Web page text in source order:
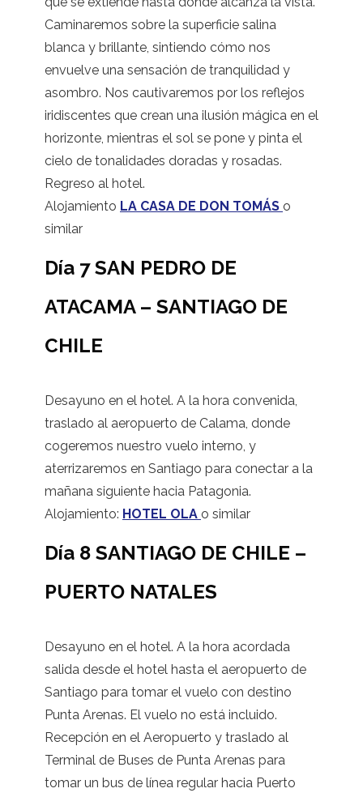
Caminaremos sobre la superficie salina
blanca y brillante, sintiendo cómo nos
envuelve una sensación de tranquilidad y
asombro. Nos cautivaremos por los reflejos
iridiscentes que crean una ilusión mágica en el
horizonte, mientras el sol se pone y pinta el
cielo de tonalidades doradas y rosadas.
Regreso al hotel.
Alojamiento LA CASA DE DON TOMÁS o
similar
Día 7 SAN PEDRO DE
ATACAMA – SANTIAGO DE
CHILE
Desayuno en el hotel. A la hora convenida,
traslado al aeropuerto de Calama, donde
cogeremos nuestro vuelo interno, y
aterrizaremos en Santiago para conectar a la
mañana siguiente hacia Patagonia.
Alojamiento: HOTEL OLA o similar
Día 8 SANTIAGO DE CHILE –
PUERTO NATALES
Desayuno en el hotel. A la hora acordada
salida desde el hotel hasta el aeropuerto de
Santiago para tomar el vuelo con destino
Punta Arenas. El vuelo no está incluido.
Recepción en el Aeropuerto y traslado al
Terminal de Buses de Punta Arenas para
tomar un bus de línea regular hacia Puerto